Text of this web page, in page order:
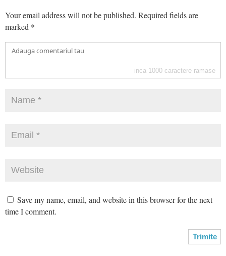
Your email address will not be published. Required fields are
marked *
inca 1000 caractere ramase
Save my name, email, and website in this browser for the next
time I comment.